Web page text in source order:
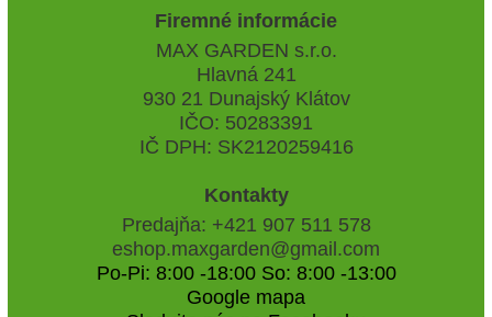
Firemné informácie
MAX GARDEN s.r.o.
Hlavná 241
930 21 Dunajský Klátov
IČO: 50283391
IČ DPH: SK2120259416
Kontakty
Predajňa: +421 907 511 578
eshop.maxgarden@gmail.com
Po-Pi: 8:00 -18:00 So: 8:00 -13:00
Google mapa